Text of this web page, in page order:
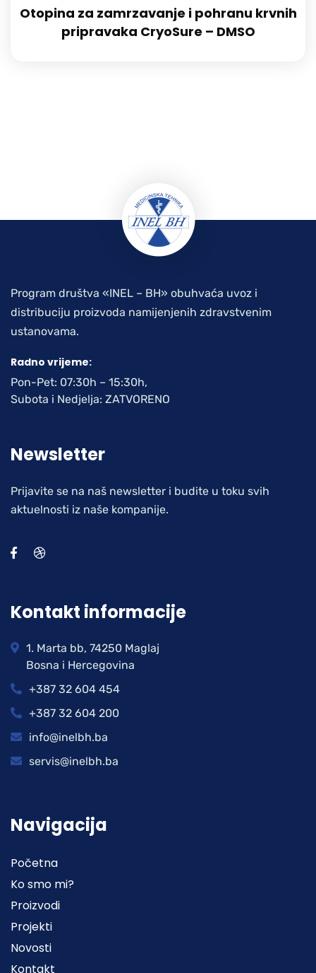
Otopina za zamrzavanje i pohranu krvnih
pripravaka CryoSure – DMSO
Program društva «INEL – BH» obuhvaća uvoz i
distribuciju proizvoda namijenjenih zdravstvenim
ustanovama.
Radno vrijeme:
Pon-Pet: 07:30h – 15:30h,
Subota i Nedjelja: ZATVORENO
Newsletter
Prijavite se na naš newsletter i budite u toku svih
aktuelnosti iz naše kompanije.
Kontakt informacije
1. Marta bb, 74250 Maglaj
Bosna i Hercegovina
+387 32 604 454
+387 32 604 200
info@inelbh.ba
servis@inelbh.ba
Navigacija
Početna
Ko smo mi?
Proizvodi
Projekti
Novosti
Kontakt